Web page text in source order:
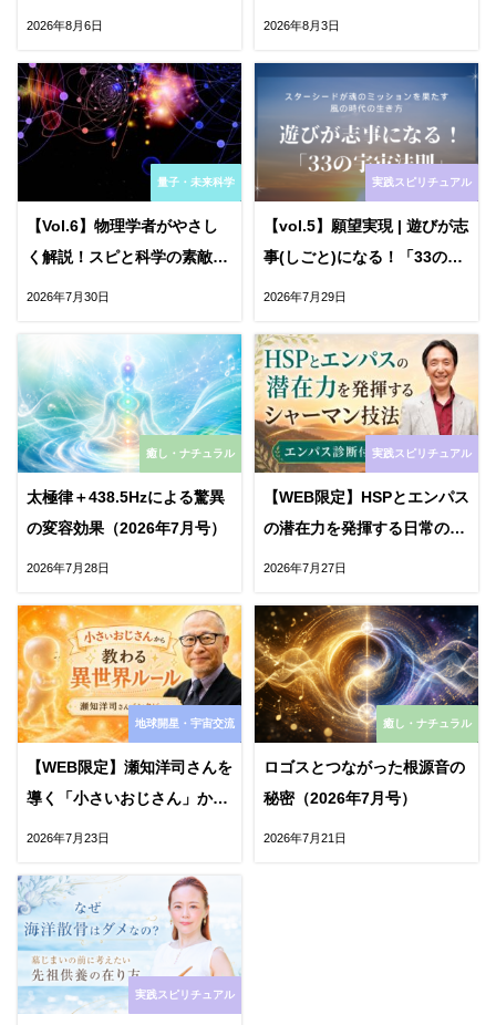
2026年8月6日
きつける人の共通点とは？
2026年8月3日
量子・未来科学
【Vol.6】物理学者がやさし
く解説！スピと科学の素敵な
2026年7月30日
実践スピリチュアル
【vol.5】願望実現 | 遊びが志
事(しごと)になる！「33の宇
2026年7月29日
癒し・ナチュラル
太極律＋438.5Hzによる驚異
の変容効果（2026年7月号）
2026年7月28日
実践スピリチュアル
【WEB限定】HSPとエンパス
の潜在力を発揮する日常のシ
2026年7月27日
地球開星・宇宙交流
【WEB限定】瀬知洋司さんを
導く「小さいおじさん」から
教わる異世界の“消滅”ルール
2026年7月23日
癒し・ナチュラル
ロゴスとつながった根源音の
秘密（2026年7月号）
2026年7月21日
実践スピリチュアル